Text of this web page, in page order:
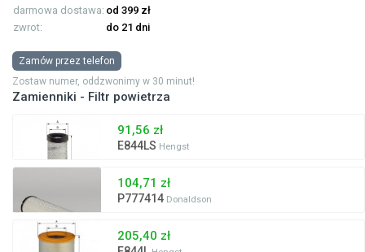
darmowa dostawa: od 399 zł
zwrot:
do 21 dni
Zamów przez telefon
Zostaw numer, oddzwonimy w 30 minut!
Zamienniki - Filtr powietrza
91,56 zł
E844LS Hengst
104,71 zł
P777414 Donaldson
205,40 zł